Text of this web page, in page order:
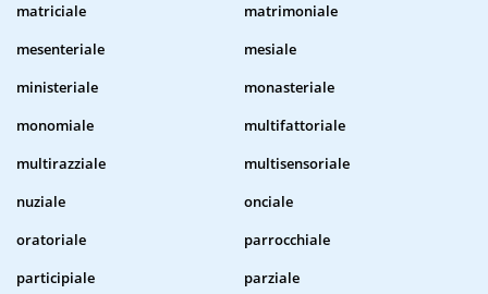
matriciale
matrimoniale
mesenteriale
mesiale
ministeriale
monasteriale
monomiale
multifattoriale
multirazziale
multisensoriale
nuziale
onciale
oratoriale
parrocchiale
participiale
parziale